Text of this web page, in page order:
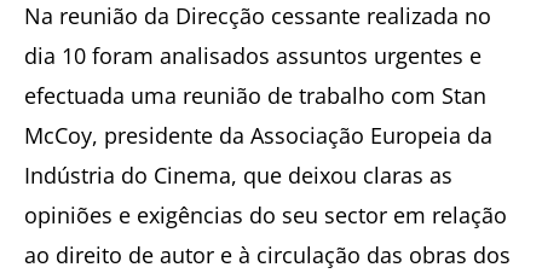
Na reunião da Direcção cessante realizada no
dia 10 foram analisados assuntos urgentes e
efectuada uma reunião de trabalho com Stan
McCoy, presidente da Associação Europeia da
Indústria do Cinema, que deixou claras as
opiniões e exigências do seu sector em relação
ao direito de autor e à circulação das obras dos